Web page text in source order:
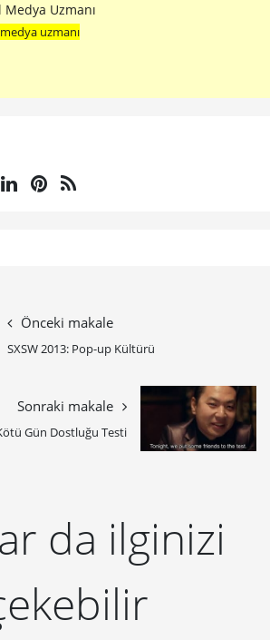
Medya Uzmanı
uzmanı
Önceki makale
SXSW 2013: Pop-up Kültürü
Sonraki makale
Gün Dostluğu Testi
da ilginizi